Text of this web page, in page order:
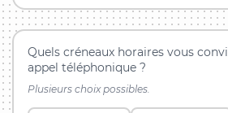
Quels créneaux horaires vous
appel téléphonique ?
Plusieurs choix possibles.